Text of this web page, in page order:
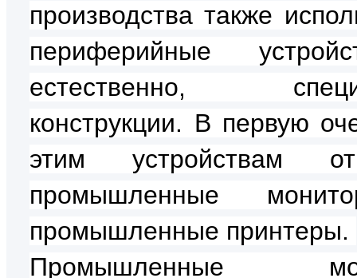
производства также
периферийные
естественно,
конструкции. В первую
этим устройствам
промышленные
промышленные принтеры.
Промышленные